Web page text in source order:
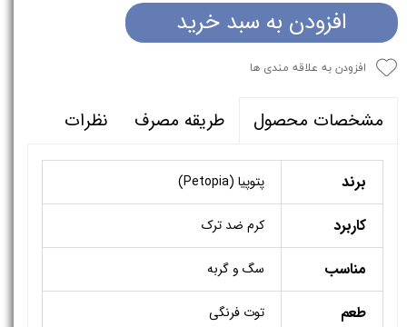
افزودن به سبد خرید
افزودن به علاقه مندی ها
مشخصات محصول طریقه مصرف نظرات
برند پتوپیا (Petopia)
کاربرد کرم ضد ترک
مناسب سگ و گربه
طعم توت فرنگی